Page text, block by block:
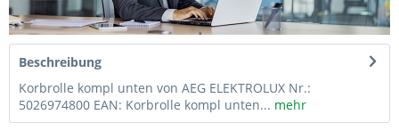
Beschreibung
Korbrolle kompl unten von AEG ELEKTROLUX Nr.:
5026974800 EAN: Korbrolle kompl unten... mehr